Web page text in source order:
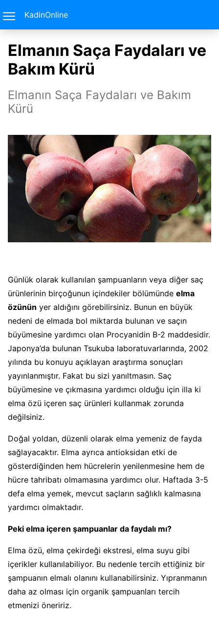
KadinOnline
Elmanın Saça Faydaları ve
Bakım Kürü
Elmanın Saça Faydaları ve Bakım
Kürü
Günlük olarak kullanılan şampuanların veya diğer saç
ürünlerinin birçoğunun içindekiler bölümünde elma
özünün yer aldığını görebilirsiniz. Bunun en büyük
nedeni de elmada bol miktarda bulunan ve saçın
büyümesine yardımcı olan Procyanidin B-2 maddesidir.
Japonya’da bulunan Tsukuba laboratuvarlarında, 2002
yılında bu konuyu açıklayan araştırma sonuçları
yayınlanmıştır. Fakat bu sizi yanıltmasın. Saç
büyümesine ve çıkmasına yardımcı olduğu için illa ki
elma özü içeren saç ürünleri kullanmak zorunda
değilsiniz.
Doğal yoldan, düzenli olarak elma yemeniz de fayda
sağlayacaktır. Elma ayrıca antioksidan etki de
gösterdiğinden hem hücrelerin yenilenmesine hem de
hücre tahribatı olmamasına yardımcı olur. Haftada 3-5
defa elma yemek, mevcut saçların sağlıklı kalmasına
yardımcı olmaktadır.
Peki elma içeren şampuanlar da faydalı mı?
Elma özü, elma çekirdeği ekstresi, elma suyu gibi
içerikler kullanılabiliyor. Bu nedenle tercih ettiğiniz bir
şampuanın elmalı olanını kullanabilirsiniz. Yıpranmanın
daha az olması için organik şampuanları tercih
etmenizi öneririz.